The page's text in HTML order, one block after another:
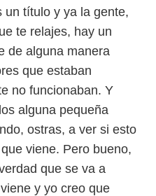
un título y ya la gente,
te relajes, hay un
de alguna manera
que estaban
no funcionaban. Y
alguna pequeña
ostras, a ver si esto
viene. Pero bueno,
que se va a
y yo creo que